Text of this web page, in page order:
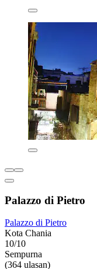
Palazzo di Pietro
Palazzo di Pietro
Kota Chania
10/10
Sempurna
(364 ulasan)